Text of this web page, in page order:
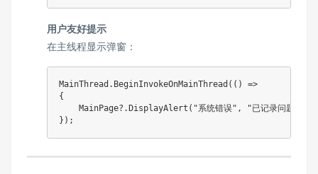
用户友好提示
在主线程显示弹窗：
MainThread . BeginInvokeOnMainThread ( ( )
=>
{
    MainPage
?.DisplayAlert ( "系统错误" ,
"已记录问题，请
} ) ;